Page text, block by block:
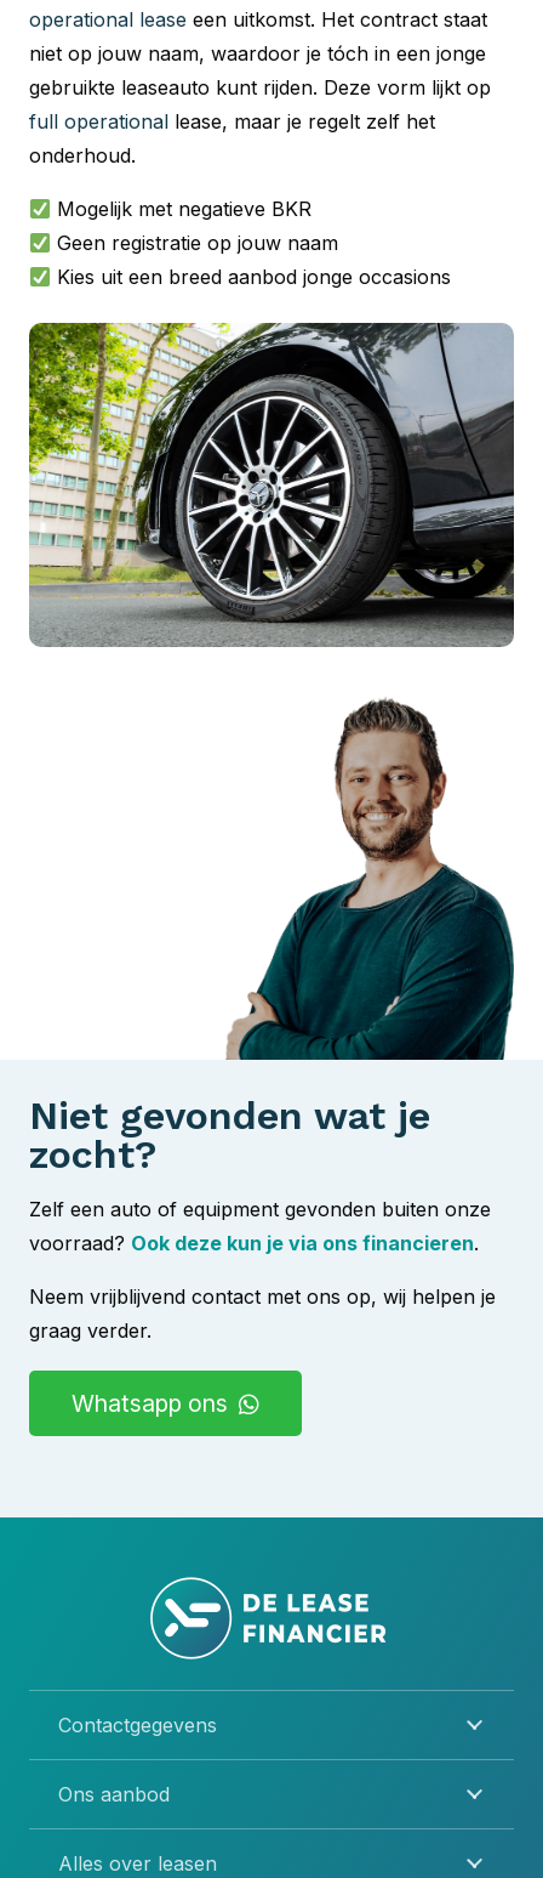
operational lease een uitkomst. Het contract staat
niet op jouw naam, waardoor je tóch in een jonge
gebruikte leaseauto kunt rijden. Deze vorm lijkt op
full operational lease, maar je regelt zelf het
onderhoud.
Mogelijk met negatieve BKR
Geen registratie op jouw naam
Kies uit een breed aanbod jonge occasions
Niet gevonden wat je
zocht?
Zelf een auto of equipment gevonden buiten onze
voorraad? Ook deze kun je via ons financieren.
Neem vrijblijvend contact met ons op, wij helpen je
graag verder.
Whatsapp ons
Contactgegevens
Ons aanbod
Alles over leasen